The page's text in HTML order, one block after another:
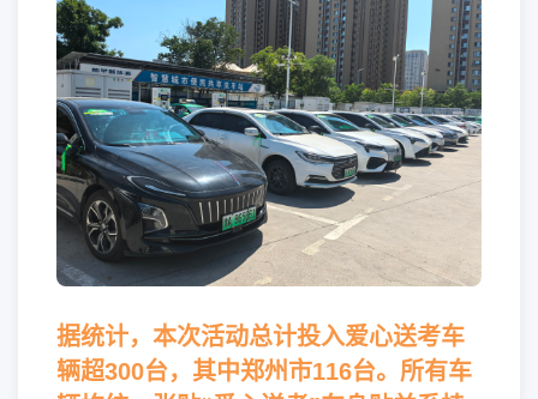
据统计，本次活动总计投入爱心送考车
辆超300台，其中郑州市116台。所有车